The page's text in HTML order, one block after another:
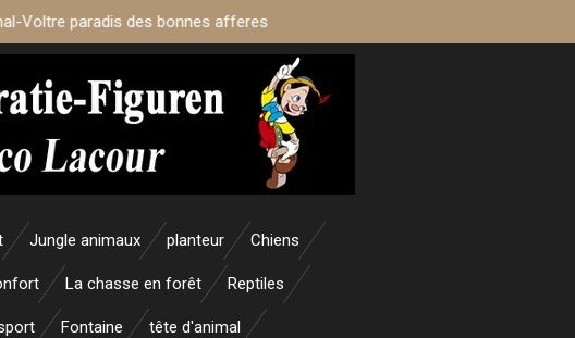
Voltre paradis des bonnes afferes
Jungle animaux planteur Chiens
La chasse en forêt Reptiles
Fontaine tête d'animal